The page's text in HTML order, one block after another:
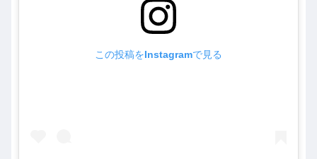
この投稿をInstagramで見る